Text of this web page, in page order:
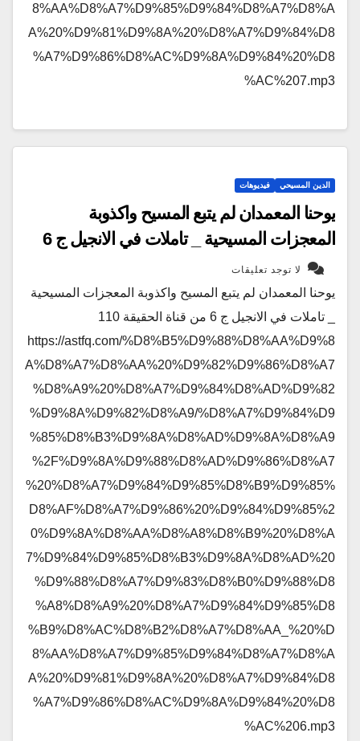
8%AA%D8%A7%D9%85%D9%84%D8%A7%D8%A
A%20%D9%81%D9%8A%20%D8%A7%D9%84%D8
%A7%D9%86%D8%AC%D9%8A%D9%84%20%D8
%AC%207.mp3
الدين المسيحي فيديوهات
يوحنا المعمدان لم يتبع المسيح واكذوبة
المعجزات المسيحية _ تاملات في الانجيل ج 6
لا توجد تعليقات
يوحنا المعمدان لم يتبع المسيح واكذوبة المعجزات المسيحية
_ تاملات في الانجيل ج 6 من قناة الحقيقة 110
https://astfq.com/%D8%B5%D9%88%D8%AA%D9%8
A%D8%A7%D8%AA%20%D9%82%D9%86%D8%A7
%D8%A9%20%D8%A7%D9%84%D8%AD%D9%82
%D9%8A%D9%82%D8%A9/%D8%A7%D9%84%D9
%85%D8%B3%D9%8A%D8%AD%D9%8A%D8%A9
%2F%D9%8A%D9%88%D8%AD%D9%86%D8%A7
%20%D8%A7%D9%84%D9%85%D8%B9%D9%85%
D8%AF%D8%A7%D9%86%20%D9%84%D9%85%2
0%D9%8A%D8%AA%D8%A8%D8%B9%20%D8%A
7%D9%84%D9%85%D8%B3%D9%8A%D8%AD%20
%D9%88%D8%A7%D9%83%D8%B0%D9%88%D8
%A8%D8%A9%20%D8%A7%D9%84%D9%85%D8
%B9%D8%AC%D8%B2%D8%A7%D8%AA_%20%D
8%AA%D8%A7%D9%85%D9%84%D8%A7%D8%A
A%20%D9%81%D9%8A%20%D8%A7%D9%84%D8
%A7%D9%86%D8%AC%D9%8A%D9%84%20%D8
%AC%206.mp3